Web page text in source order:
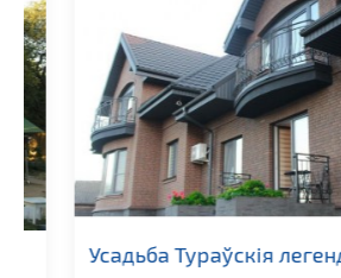
Усадьба Тураўскія легенды